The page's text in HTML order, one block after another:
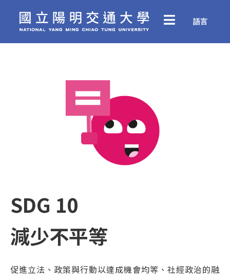
語言
SDG 10
減少不平等
促進立法、政策與行動以達成機會均等、社經政治的融